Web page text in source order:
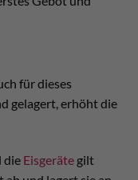
für dieses
gelagert, erhöht die
die Eisgeräte gilt